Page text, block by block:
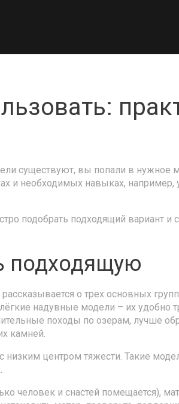
существуют, вы попали в нужное
и необходимых навыках, например,
подобрать подходящий вариант и
подходящую
о трех основных
надувные модели – их удобно
походы по озерам, лучше
камней.
центром тяжести. Такие
человек и снастей помещается),